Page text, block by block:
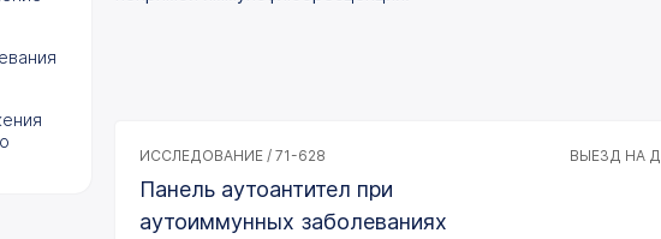
ИССЛЕДОВАНИЕ / 71-628
Панель аутоантител при
аутоиммунных заболеваниях
ВЫЕЗД НА